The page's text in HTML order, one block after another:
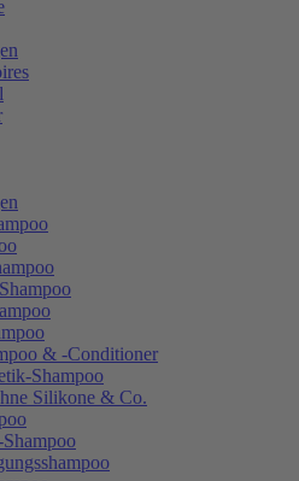
& -Conditioner
Shampoo
Silikone & Co.